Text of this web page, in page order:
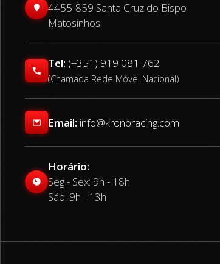
4455-859 Santa Cruz do Bispo
Matosinhos
Tel: (+351) 919 081 762
(Chamada Rede Móvel Nacional)
Email: info@kronoracing.com
Horário:
Seg - Sex: 9h - 18h
Sáb: 9h - 13h